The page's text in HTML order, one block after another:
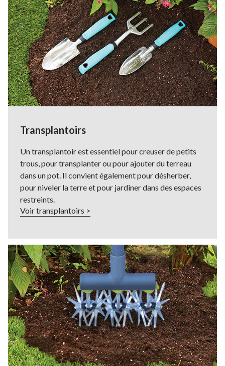
Transplantoirs
Un transplantoir est essentiel pour creuser de petits
trous, pour transplanter ou pour ajouter du terreau
dans un pot. Il convient également pour désherber,
pour niveler la terre et pour jardiner dans des espaces
restreints.
Voir transplantoirs >